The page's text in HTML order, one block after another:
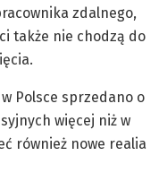
zdalnego,
także nie chodzą do
Polsce sprzedano o
więcej niż w
również nowe realia